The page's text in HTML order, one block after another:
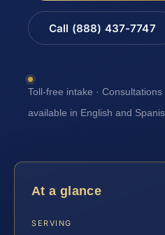
Call (888) 437-7747
Toll-free intake ·
available in English and
At a glance
SERVING